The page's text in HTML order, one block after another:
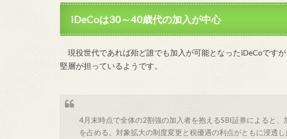
iDeCoは30～40歳代の加入が中心
現役世代であれば殆ど誰でも加入が可能となったiDeCoです
堅層が担っているようです。
4月末時点で全体の2割強の加入者を抱えるSBI証券によると
を占める。対象拡大の制度変更と税優遇の利点がともに浸透